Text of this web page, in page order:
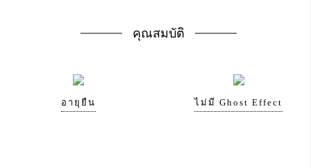
คุณสมบัติ
อายุยืน ไม่มี Ghost Effect